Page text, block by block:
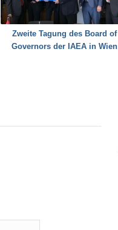
Zweite Tagung des Board of
Governors der IAEA in Wien